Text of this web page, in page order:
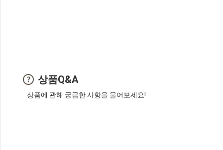
상품Q&A
상품에 관해 궁금한 사항을 물어보세요!